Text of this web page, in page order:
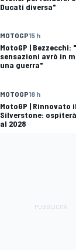
Ducati diversa"
MOTOGP15 h
MotoGP |
sensazioni avrò in
una guerra"
MOTOGP18 h
MotoGP |
Silverstone:
al 2028